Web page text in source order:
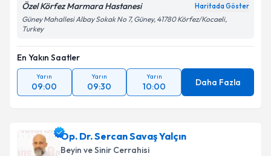
Özel Körfez Marmara Hastanesi Haritada Göster
Güney Mahallesi Albay Sokak No 7, Güney, 41780 Körfez/Kocaeli,
Turkey
En Yakın Saatler
Yarın
09:00
Yarın
09:30
Yarın
10:00 Daha Fazla
Op. Dr. Sercan Savaş Yalçın
Beyin ve Sinir Cerrahisi